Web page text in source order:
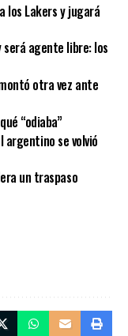
los Lakers y jugará
será agente libre: los
otra vez ante
“odiaba”
argentino se volvió
un traspaso